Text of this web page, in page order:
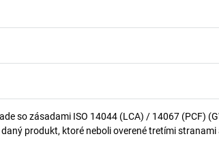
so zásadami ISO 14044 (LCA) / 14067 (PCF)
produkt, ktoré neboli overené tretími stranami